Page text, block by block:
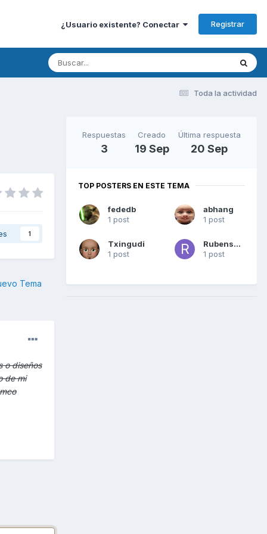
¿Usuario existente? Conectar Registrar
Toda la actividad
1
Tema
o diseños
de mi
Respuestas
3
Creado
19 Sep
Última respuesta
20 Sep
TOP POSTERS EN ESTE TEMA
fededb
1 post
abhang
1 post
Txingudi
1 post
Rubenscio
1 post